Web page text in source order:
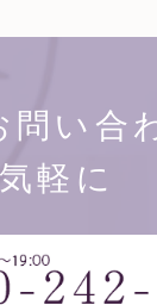
問い合
気軽に